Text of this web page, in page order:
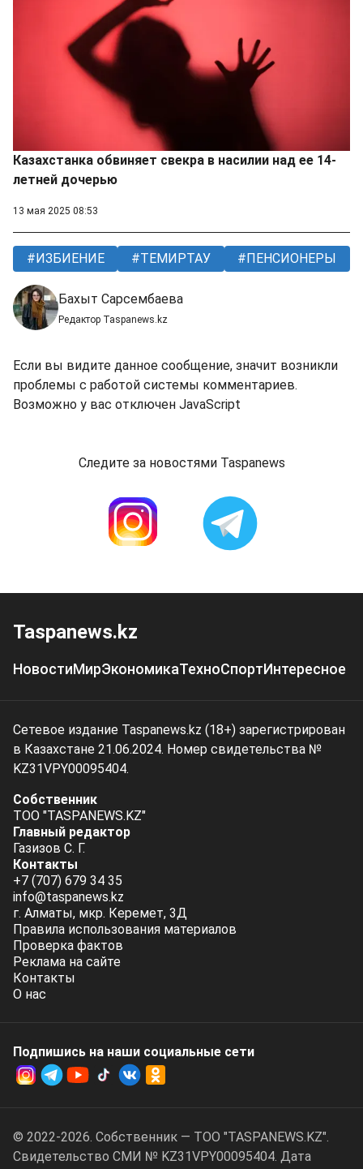
Казахстанка обвиняет свекра в насилии над ее 14-
летней дочерью
13 мая 2025 08:53
ИЗБИЕНИЕ ТЕМИРТАУ ПЕНСИОНЕРЫ
Бахыт Сарсембаева
Редактор Taspanews.kz
Если вы видите данное сообщение, значит возникли
проблемы с работой системы комментариев.
Возможно у вас отключен JavaScript
Следите за новостями Taspanews
Taspanews.kz
НовостиМирЭкономикаТехноСпортИнтересное
Сетевое издание Taspanews.kz (18+) зарегистрирован
в Казахстане 21.06.2024. Номер свидетельства №
KZ31VPY00095404.
Собственник
ТОО "TASPANEWS.KZ"
Главный редактор
Газизов С. Г.
Контакты
+7 (707) 679 34 35
info@taspanews.kz
г. Алматы, мкр. Керемет, 3Д
Правила использования материалов
Проверка фактов
Реклама на сайте
Контакты
О нас
Подпишись на наши социальные cети
© 2022-2026. Собственник — ТОО "TASPANEWS.KZ".
Cвидетельство СМИ № KZ31VPY00095404. Дата